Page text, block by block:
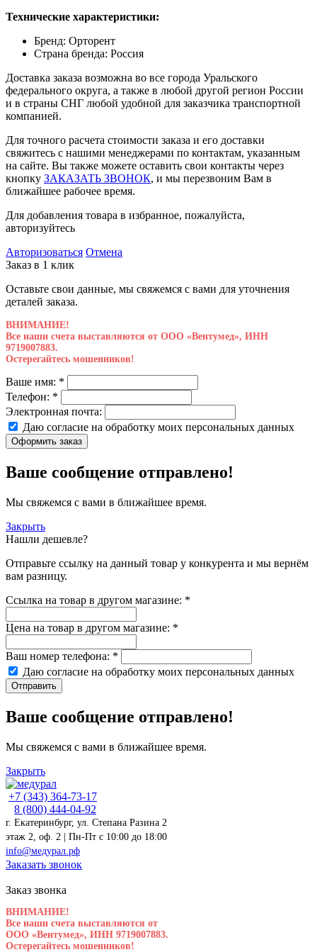
Технические характеристики:
Бренд: Орторент
Страна бренда: Россия
Доставка заказа возможна во все города Уральского
федерального округа, а также в любой другой регион России
и в страны СНГ любой удобной для заказчика транспортной
компанией.
Для точного расчета стоимости заказа и его доставки
свяжитесь с нашими менеджерами по контактам, указанным
на сайте. Вы также можете оставить свои контакты через
кнопку ЗАКАЗАТЬ ЗВОНОК, и мы перезвоним Вам в
ближайшее рабочее время.
Для добавления товара в избранное, пожалуйста,
авторизуйтесь
Авторизоваться Отмена
Заказ в 1 клик
Оставьте свои данные, мы свяжемся с вами для уточнения
деталей заказа.
ВНИМАНИЕ!
Все наши счета выставляются от ООО «Вентумед», ИНН
9719007883.
Остерегайтесь мошенников!
Ваше имя: *
Телефон: *
Электронная почта:
Даю согласие на обработку моих персональных данных
Оформить заказ
Ваше сообщение отправлено!
Мы свяжемся с вами в ближайшее время.
Закрыть
Нашли дешевле?
Отправьте ссылку на данный товар у конкурента и мы вернём
вам разницу.
Ссылка на товар в другом магазине: *
Цена на товар в другом магазине: *
Ваш номер телефона: *
Даю согласие на обработку моих персональных данных
Отправить
Ваше сообщение отправлено!
Мы свяжемся с вами в ближайшее время.
Закрыть
+7 (343) 364-73-17
8 (800) 444-04-92
г. Екатеринбург, ул. Степана Разина 2
этаж 2, оф. 2 | Пн-Пт c 10:00 до 18:00
info@медурал.рф
Заказать звонок
Заказ звонка
ВНИМАНИЕ!
Все наши счета выставляются от
ООО «Вентумед», ИНН 9719007883.
Остерегайтесь мошенников!